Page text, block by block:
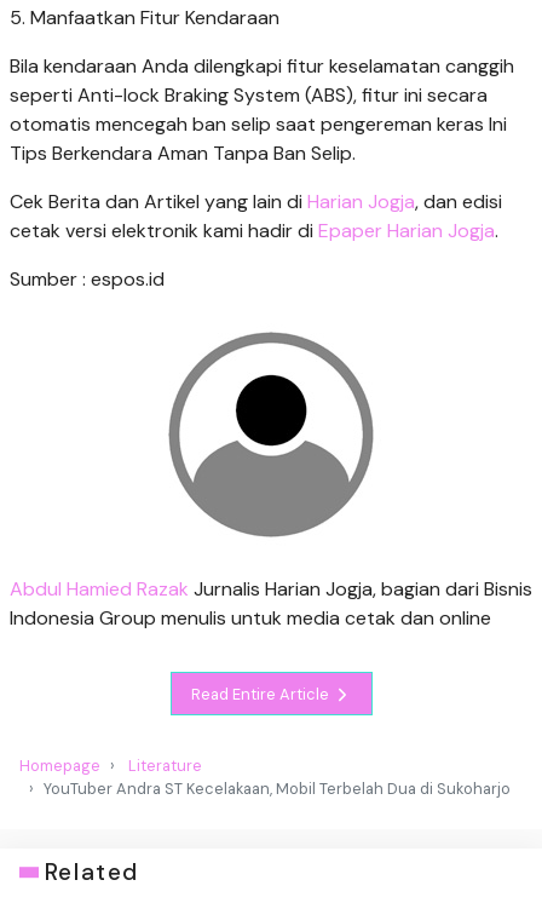
5. Manfaatkan Fitur Kendaraan
Bila kendaraan Anda dilengkapi fitur keselamatan canggih
seperti Anti-lock Braking System (ABS), fitur ini secara
otomatis mencegah ban selip saat pengereman keras Ini
Tips Berkendara Aman Tanpa Ban Selip.
Cek Berita dan Artikel yang lain di Harian Jogja, dan edisi
cetak versi elektronik kami hadir di Epaper Harian Jogja.
Sumber : espos.id
Abdul Hamied Razak Jurnalis Harian Jogja, bagian dari Bisnis
Indonesia Group menulis untuk media cetak dan online
Read Entire Article
Homepage
Literature
YouTuber Andra ST Kecelakaan, Mobil Terbelah Dua di Sukoharjo
Related